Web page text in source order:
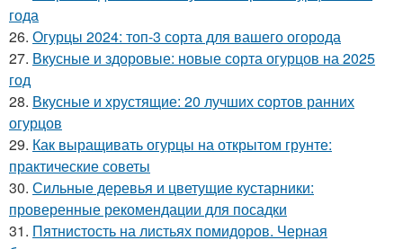
года
26. Огурцы 2024: топ-3 сорта для вашего огорода
27. Вкусные и здоровые: новые сорта огурцов на 2025
год
28. Вкусные и хрустящие: 20 лучших сортов ранних
огурцов
29. Как выращивать огурцы на открытом грунте:
практические советы
30. Сильные деревья и цветущие кустарники:
проверенные рекомендации для посадки
31. Пятнистость на листьях помидоров. Черная